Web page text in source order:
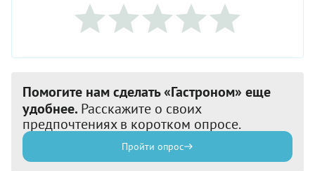
Помогите нам сделать «Гастроном» еще
удобнее. Расскажите о своих
предпочтениях в коротком опросе.
Пройти опрос